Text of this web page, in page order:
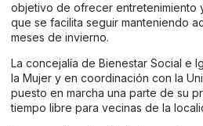
objetivo de ofrecer entretenimiento
que se facilita seguir manteniendo
meses de invierno.
La concejalía de Bienestar Social e
la Mujer y en coordinación con la
puesto en marcha una parte de su
tiempo libre para vecinas de la